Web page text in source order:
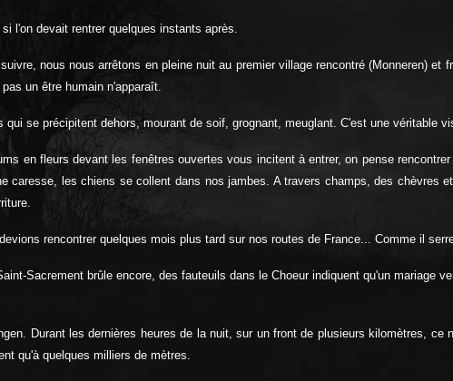
l'on devait rentrer quelques instants après.
nous nous arrêtons en pleine nuit au premier village rencontré (Monneren) et
un être humain n'apparaît.
se précipitent dehors, mourant de soif, grognant, meuglant. C'est une véritable
en fleurs devant les fenêtres ouvertes vous incitent à entrer, on pense
caresse, les chiens se collent dans nos jambes. A travers champs, des chèvres
rencontrer quelques mois plus tard sur nos routes de France... Comme il
Sacrement brûle encore, des fauteuils dans le Choeur indiquent qu'un mariage
Durant les dernières heures de la nuit, sur un front de plusieurs kilomètres, ce
qu'à quelques milliers de mètres.